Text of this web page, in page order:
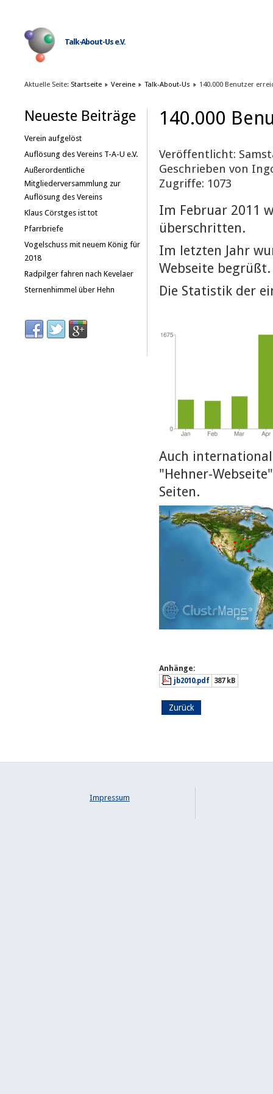
Talk-About-Us e.V.
Aktuelle Seite: Startseite Vereine Talk-About-Us 140.000 Benutzer
Neueste Beiträge
Verein aufgelöst
Auflösung des Vereins T-A-U e.V.
Außerordentliche
Mitgliederversammlung zur
Auflösung des Vereins
Klaus Cörstges ist tot
Pfarrbriefe
Vogelschuss mit neuem König für
2018
Radpilger fahren nach Kevelaer
Sternenhimmel über Hehn
140.000
Veröffentlicht:
Geschrieben von
Zugriffe: 1073
Im Februar 2011
überschritten.
Im letzten Jahr
Webseite begrüßt.
Die Statistik der
Auch
"Hehner-
Seiten.
Anhänge:
jb2010.pdf 387 kB
Zurück
Impressum